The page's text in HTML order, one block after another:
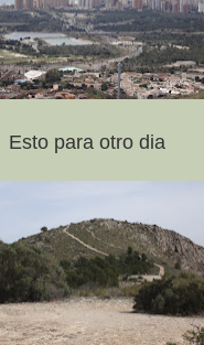
Esto para otro dia